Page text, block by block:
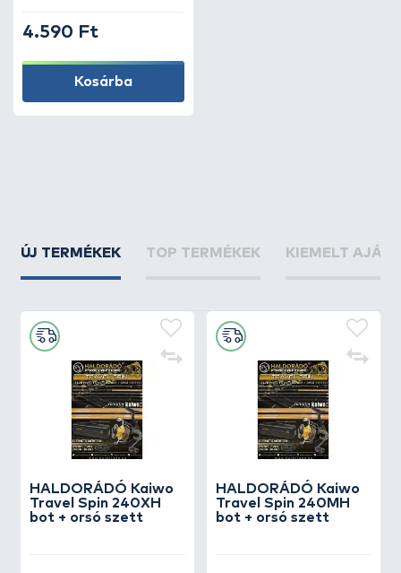
4.590 Ft
Kosárba
ÚJ TERMÉKEK TOP TERMÉKEK KIEMELT
HALDORÁDÓ Kaiwo
Travel Spin 240XH
bot + orsó szett
HALDORÁDÓ Kaiwo
Travel Spin 240MH
bot + orsó szett